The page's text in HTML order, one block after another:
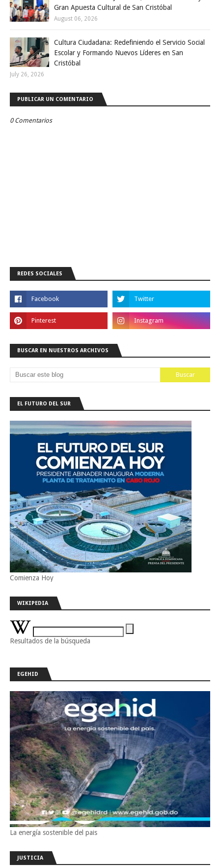
Gran Apuesta Cultural de San Cristóbal
August 06, 2026
Cultura Ciudadana: Redefiniendo el Servicio Social
Escolar y Formando Nuevos Líderes en San
Cristóbal
July 26, 2026
PUBLICAR UN COMENTARIO
0 Comentarios
REDES SOCIALES
BUSCAR EN NUESTROS ARCHIVOS
EL FUTURO DEL SUR
Comienza Hoy
WIKIPEDIA
Resultados de la búsqueda
EGEHID
La energía sostenible del pais
JUSTICIA